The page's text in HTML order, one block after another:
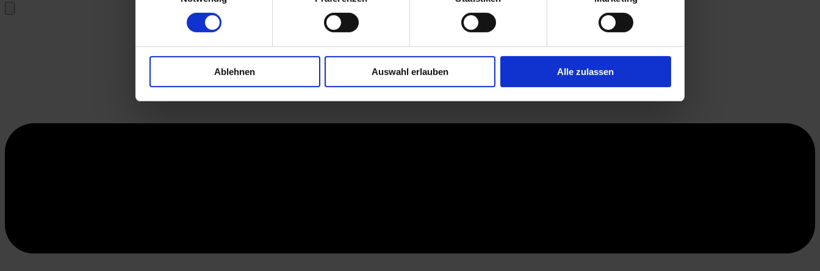
Ablehnen Auswahl erlauben Alle zulassen